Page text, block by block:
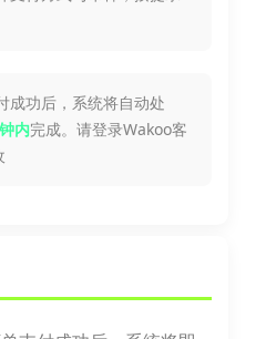
成功后，系统将自动处
内完成。请登录Wakoo客